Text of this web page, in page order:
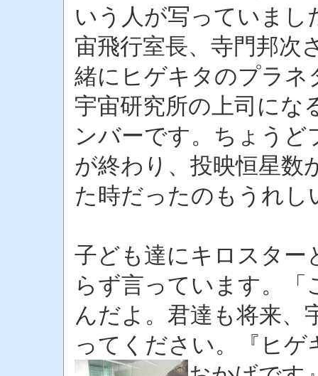
いう人が写っていまし
宙飛行室長、寺門邦次
緒にヒゲキタのプラ
宇宙研究所の上司にな
ンバーです。ちょう
が終わり、投映恒星数
た時だったのもうれし
子ども達にキロスター
らず言っています。「
んだよ。君達も将来、
ってください。『ヒ